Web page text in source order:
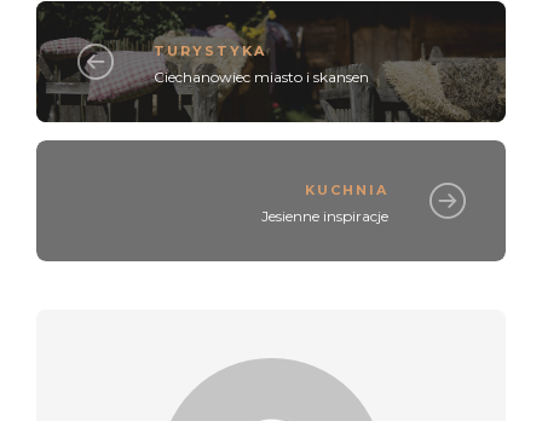
TURYSTYKA
Ciechanowiec miasto i skansen
KUCHNIA
Jesienne inspiracje